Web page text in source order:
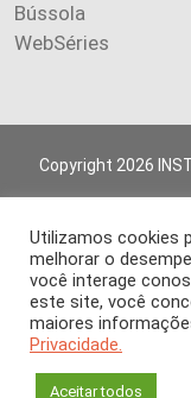
Bússola
WebSéries
Copyright 2026
É proibida a
e
Utilizamos cookies
melhorar o
você interage
este site, você
maiores
Privacidade.
Aceitar todos